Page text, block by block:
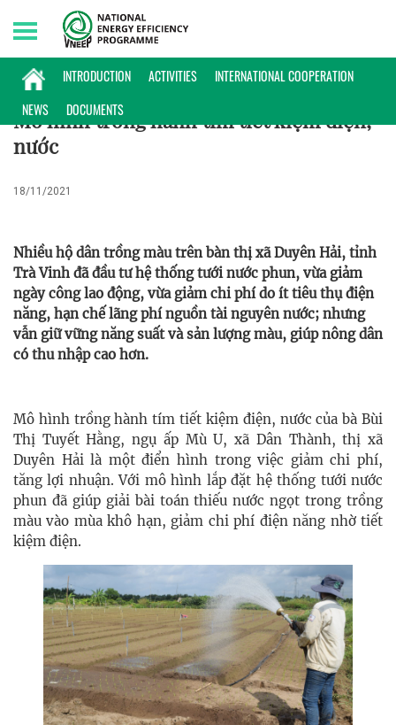
INTRODUCTION ACTIVITIES
INTERNATIONAL COOPERATION
NEWS
DOCUMENTS
Saturday, 08/08/2026 | 16:25 GMT+7
KINH NGHIỆM
Mô hình trồng hành tím tiết kiệm điện,
nước
18/11/2021
Nhiều hộ dân trồng màu trên bàn thị xã Duyên Hải, tỉnh
Trà Vinh đã đầu tư hệ thống tưới nước phun, vừa giảm
ngày công lao động, vừa giảm chi phí do ít tiêu thụ điện
năng, hạn chế lãng phí nguồn tài nguyên nước; nhưng
vẫn giữ vững năng suất và sản lượng màu, giúp nông dân
có thu nhập cao hơn.
Mô hình trồng hành tím tiết kiệm điện, nước của bà Bùi
Thị Tuyết Hằng, ngụ ấp Mù U, xã Dân Thành, thị xã
Duyên Hải là một điển hình trong việc giảm chi phí,
tăng lợi nhuận. Với mô hình lắp đặt hệ thống tưới nước
phun đã giúp giải bài toán thiếu nước ngọt trong trồng
màu vào mùa khô hạn, giảm chi phí điện năng nhờ tiết
kiệm điện.